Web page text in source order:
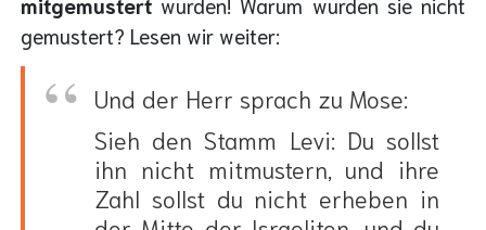
gemustert? Lesen wir weiter:
Und der Herr sprach zu Mose:
Sieh den Stamm Levi: Du sollst
ihn nicht mitmustern, und ihre
Zahl sollst du nicht erheben in